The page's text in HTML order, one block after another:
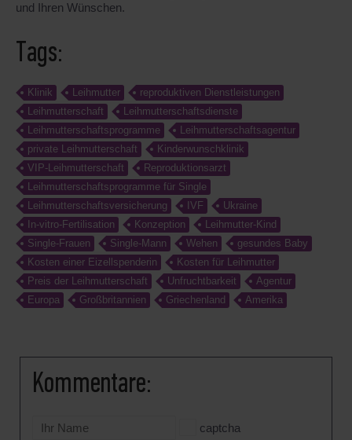
und Ihren Wünschen.
Tags:
Klinik Leihmutter
reproduktiven Dienstleistungen
Leihmutterschaft
Leihmutterschaftsdienste
Leihmutterschaftsprogramme
Leihmutterschaftsagentur
private Leihmutterschaft
Kinderwunschklinik
VIP-Leihmutterschaft
Reproduktionsarzt
Leihmutterschaftsprogramme für Single
Leihmutterschaftsversicherung
IVF
Ukraine
In-vitro-Fertilisation
Konzeption
Leihmutter-Kind
Single-Frauen
Single-Mann Wehen
gesundes Baby
Kosten einer Eizellspenderin
Kosten für Leihmutter
Preis der Leihmutterschaft
Unfruchtbarkeit
Agentur
Europa
Großbritannien Griechenland Amerika
Kommentare:
captcha